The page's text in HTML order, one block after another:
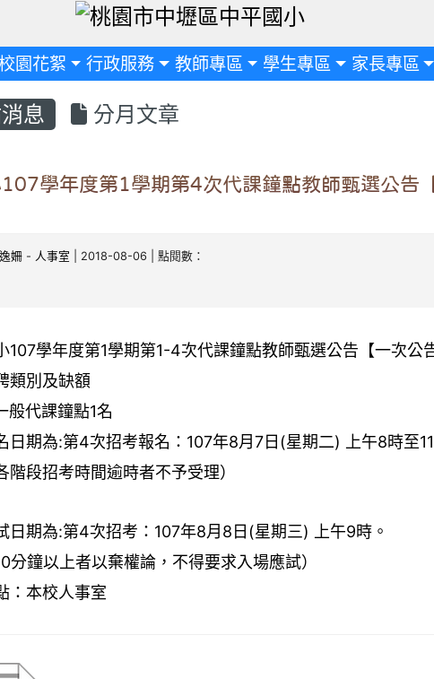
園花絮 行政服務 教師專區 學生專區 家長專區
息 分月文章
學年度第1學期第4次代課鐘點教師甄選公告
姍 - 人事室 | 2018-08-06 | 點閱數：
107學年度第1學期第1-4次代課鐘點教師甄選公告【一次公
類別及缺額
般代課鐘點1名
日期為:第4次招考報名： 107年8月 7日 (星期二) 上午8時至11
階段招考時間逾時者不予受理）
日期為:第4次招考： 107年8月 8 日 (星期三) 上午9時。
分鐘以上者以棄權論，不得要求入場應試）
：本校人事室